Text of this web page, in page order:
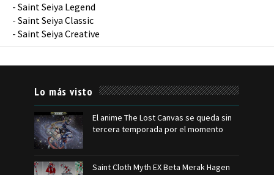
- Saint Seiya Legend
- Saint Seiya Classic
- Saint Seiya Creative
Lo más visto
El anime The Lost Canvas se queda sin
tercera temporada por el momento
Saint Cloth Myth EX Beta Merak Hagen